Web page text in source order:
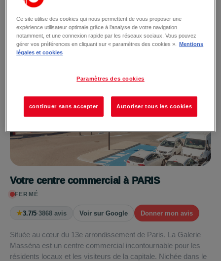
Votre centre commercial à PARIS
FERMÉ
★3.7/5·3868 avis Voir sur Google Donner mon avis
Située au cœur du 13e arrondissement de Paris, La Galerie
Masséna est un centre commercial incontournable pour les
résidents locaux et les visiteurs de la capitale. Nichée dans le
Ce site utilise des cookies qui nous permettent de vous proposer une
expérience utilisateur optimale grâce à l’analyse de votre navigation
notamment, et une connexion rapide par les réseaux sociaux. Vous pouvez
gérer vos préférences en cliquant sur « paramètres des cookies ».
Mentions
légales et cookies
Paramètres des cookies
continuer sans accepter Autoriser tous les cookies